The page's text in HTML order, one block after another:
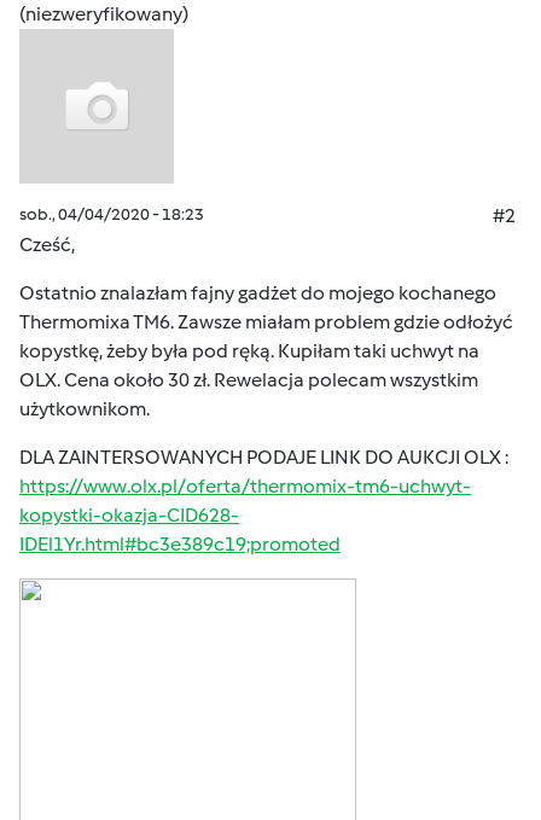
(niezweryfikowany)
sob., 04/04/2020 - 18:23
#2
Cześć,
Ostatnio znalazłam fajny gadżet do mojego kochanego
Thermomixa TM6. Zawsze miałam problem gdzie odłożyć
kopystkę, żeby była pod ręką. Kupiłam taki uchwyt na
OLX. Cena około 30 zł. Rewelacja polecam wszystkim
użytkownikom.
DLA ZAINTERSOWANYCH PODAJE LINK DO AUKCJI OLX :
https://www.olx.pl/oferta/thermomix-tm6-uchwyt-
kopystki-okazja-CID628-
IDEl1Yr.html#bc3e389c19;promoted